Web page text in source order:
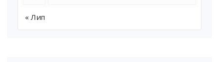
« Лип